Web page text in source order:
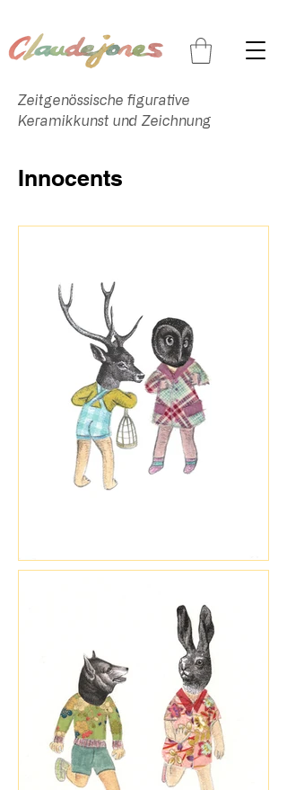
Zeitgenössische figurative
Keramikkunst und Zeichnung
Innocents